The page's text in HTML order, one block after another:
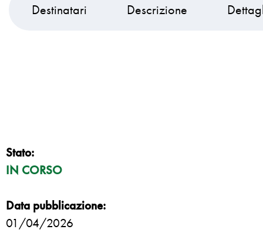
Destinatari Descrizione
Stato:
IN CORSO
Data pubblicazione:
01/04/2026